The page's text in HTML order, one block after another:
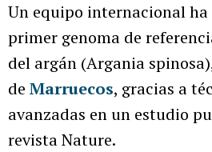
Un equipo internacional ha
primer genoma de
del argán (Argania
de Marruecos, gracias a
avanzadas en un estudio
revista Nature.